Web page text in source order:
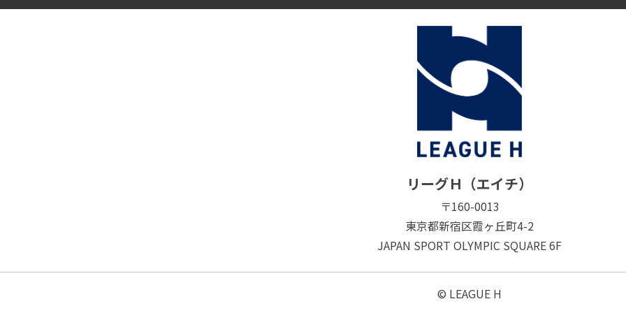
リーグＨ（エイチ）
〒160-0013
東京都新宿区霞ヶ丘町4-2
JAPAN SPORT OLYMPIC SQUARE 6F
© LEAGUE H